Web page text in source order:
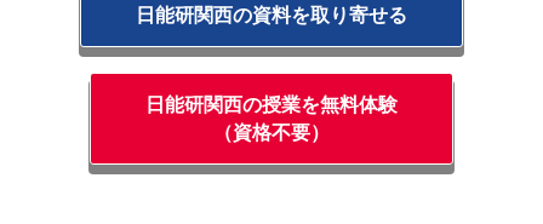
日能研関西の資料を取り寄せる
日能研関西の授業を無料体験
（資格不要）